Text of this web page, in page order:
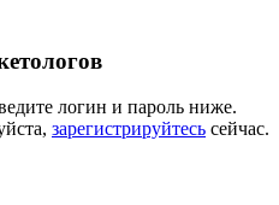
логин и пароль ниже.
зарегистрируйтесь сейчас.